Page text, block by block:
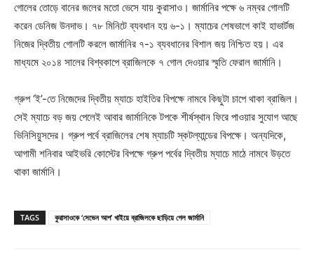
গোলের তোড়ে বানের জলের মতো ভেসে যায় কুরাসাও। জার্মানির পক্ষে ৬ নম্বর গোলটি
করেন ডেনিজ উনদাভ। ৭৮ মিনিটে ব্যবধান হয় ৬-১। ম্যাচের শেষভাগে কাই হাভার্টজ
নিজের দ্বিতীয় গোলটি করলে জার্মানির ৭-১ ব্যবধানের বিশাল জয় নিশ্চিত হয়। এর
মাধ্যমে ২০১৪ সালের বিশ্বকাপে ব্রাজিলকে ৭ গোল দেওয়ার স্মৃতি ফেরাল জার্মানি।
গ্রুপ ‘ই’-তে নিজেদের দ্বিতীয় ম্যাচে হাইতির বিপক্ষে নামবে কিছুটা চাপে থাকা ব্রাজিল।
সেই ম্যাচে বড় জয় পেলেই আবার জার্মানিকে টপকে শীর্ষস্থান ফিরে পাওয়ার সুযোগ আছে
ভিনিসিয়ুসদের। গ্রুপ পর্বে ব্রাজিলের শেষ ম্যাচটি স্কটল্যান্ডের বিপক্ষে। অন্যদিকে,
আগামী শনিবার আইভরি কোস্টের বিপক্ষে গ্রুপ পর্বের দ্বিতীয় ম্যাচে মাঠে নামবে উড়তে
থাকা জার্মানি।
TAGS কুরাসাওকে ‘সেভেন আপ’ খাইয়ে ব্রাজিলকে ছাড়িয়ে গেল জার্মানি